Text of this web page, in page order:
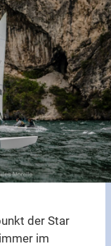
der Star
im